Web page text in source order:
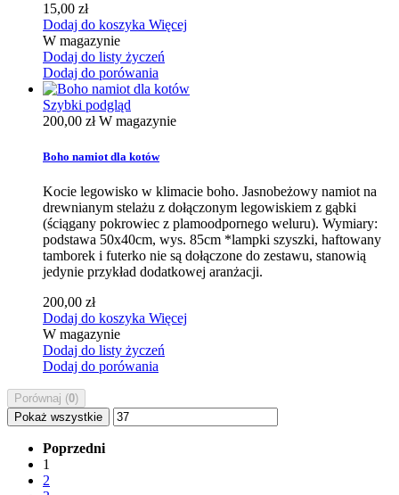
15,00 zł
Dodaj do koszyka Więcej
W magazynie
Dodaj do listy życzeń
Dodaj do porówania
Szybki podgląd
200,00 złW magazynie
Boho namiot dla kotów
Kocie legowisko w klimacie boho. Jasnobeżowy namiot na
drewnianym stelażu z dołączonym legowiskiem z gąbki
(ściągany pokrowiec z plamoodpornego weluru). Wymiary:
podstawa 50x40cm, wys. 85cm *lampki szyszki, haftowany
tamborek i futerko nie są dołączone do zestawu, stanowią
jedynie przykład dodatkowej aranżacji.
200,00 zł
Dodaj do koszyka Więcej
W magazynie
Dodaj do listy życzeń
Dodaj do porówania
Porównaj (0)
Pokaż wszystkie
Poprzedni
1
2